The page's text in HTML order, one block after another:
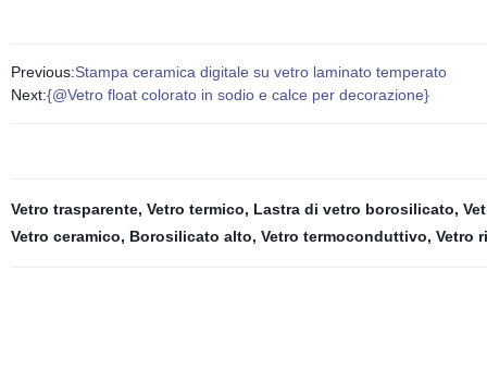
Previous:Stampa ceramica digitale su vetro laminato temperato
Next:{@Vetro float colorato in sodio e calce per decorazione}
Vetro trasparente, Vetro termico, Lastra di vetro borosilicato,
Vetro ceramico, Borosilicato alto, Vetro termoconduttivo, Vetro